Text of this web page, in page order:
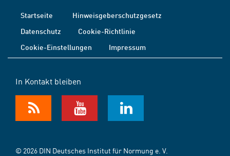
Startseite
Hinweisgeberschutzgesetz
Datenschutz
Cookie-Richtlinie
Cookie-Einstellungen
Impressum
In Kontakt bleiben
© 2026 DIN Deutsches Institut für Normung e. V.